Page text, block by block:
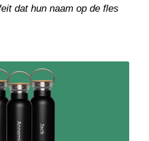
dat hun naam op de fles